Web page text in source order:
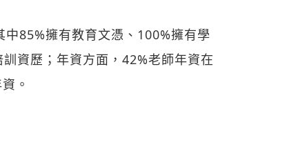
85%擁有教育文憑、100%擁有學
資歷；年資方面，42%老師年資在
。